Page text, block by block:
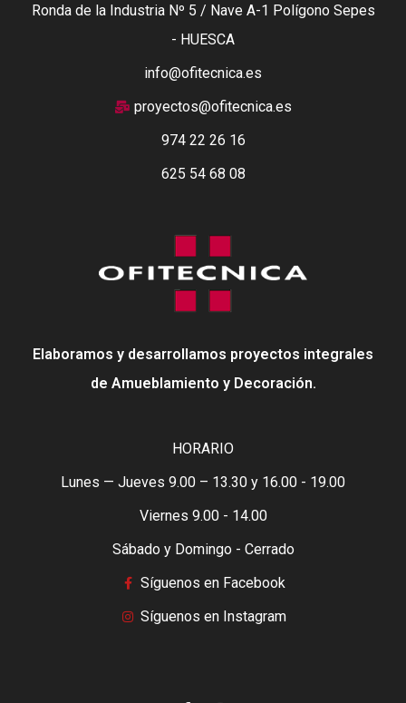
Ronda de la Industria Nº 5 / Nave A-1 Polígono Sepes
- HUESCA
info@ofitecnica.es
proyectos@ofitecnica.es
974 22 26 16
625 54 68 08
Elaboramos y desarrollamos proyectos integrales
de Amueblamiento y Decoración.
HORARIO
Lunes — Jueves 9.00 – 13.30 y 16.00 - 19.00
Viernes 9.00 - 14.00
Sábado y Domingo - Cerrado
Síguenos en Facebook
Síguenos en Instagram